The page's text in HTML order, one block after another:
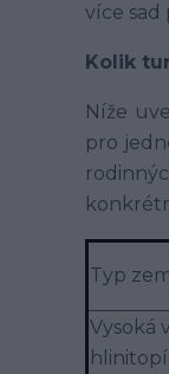
více sad
Kolik
Níže
pro
Typ
Vysoká